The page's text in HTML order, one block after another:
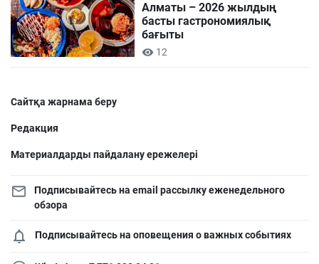
Алматы – 2026 жылдың
басты гастрономиялық
бағыты
12
Сайтқа жарнама беру
Редакция
Материалдарды пайдалану ережелері
Подписывайтесь на email рассылку еженедельного
обзора
Подписывайтесь на оповещения о важных событиях